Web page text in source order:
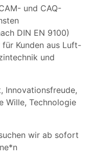
und CAQ-
DIN EN 9100)
Kunden aus Luft-
und
Innovationsfreude,
Wille, Technologie
wir ab sofort